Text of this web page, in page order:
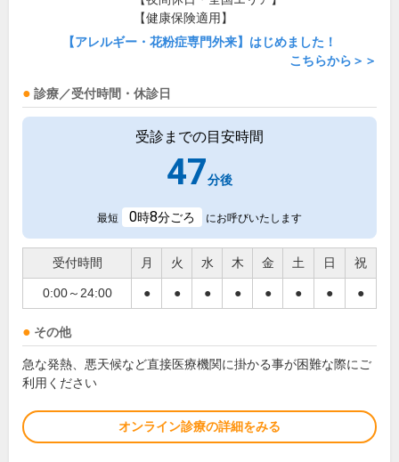
【健康保険適用】
【アレルギー・花粉症専門外来】はじめました！
こちらから＞＞
診療／受付時間・休診日
受診までの目安時間
47分後
最短 0時8分ごろ にお呼びいたします
受付時間 月 火 水 木 金 土 日 祝
0:00～24:00 ● ● ● ● ● ● ● ●
その他
急な発熱、悪天候など直接医療機関に掛かる事が困難な際にご
利用ください
オンライン診療の詳細をみる